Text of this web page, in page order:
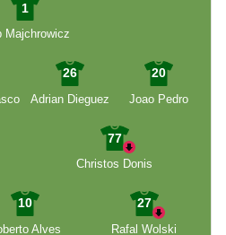
1
Majchrowicz
26
Adrian Dieguez
20
Joao Pedro
77
Christos Donis
10
Alves
27
Rafal Wolski